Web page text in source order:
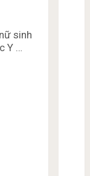
sinh
Y …